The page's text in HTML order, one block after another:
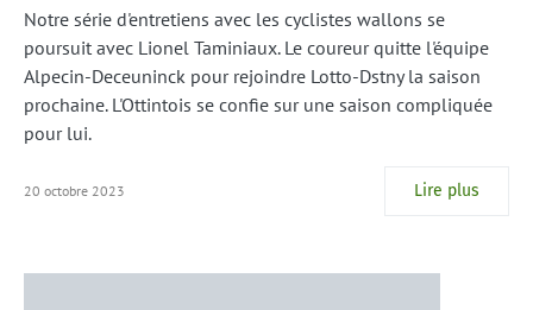
Notre série d'entretiens avec les cyclistes wallons se
poursuit avec Lionel Taminiaux. Le coureur quitte l'équipe
Alpecin-Deceuninck pour rejoindre Lotto-Dstny la saison
prochaine. L'Ottintois se confie sur une saison compliquée
pour lui.
20 octobre 2023 Lire plus